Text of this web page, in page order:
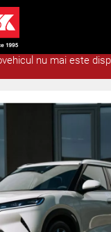
nu mai este
Stoc